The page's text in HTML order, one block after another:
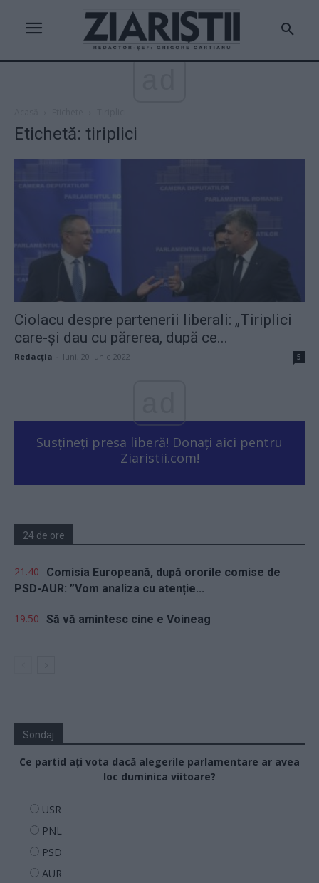
Etichetă: tiriplici
Ciolacu despre partenerii liberali: „Tiriplici
care-și dau cu părerea, după ce...
Redacţia luni, 20 iunie 2022 5
Susțineți presa liberă! Donați aici pentru
Ziaristii.com!
24 de ore
21.40
Comisia Europeană, după ororile comise de
PSD-AUR: ”Vom analiza cu atenție...
19.50 Să vă amintesc cine e Voineag
Sondaj
Ce partid ați vota dacă alegerile parlamentare ar avea
loc duminica viitoare?
USR
PNL
PSD
AUR